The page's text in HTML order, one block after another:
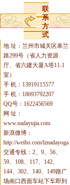
联
系
方
式
地 址：兰州市城关区皋兰
路299号（省人力资源
厅、省六建大厦A塔11-1
室）
手 机：13919115577
手 机：18693792207
QQ号：1622456569
网 址：
www.nadayujia.com
新浪微博：
http://weibo.com/lznadayoga
交通专线：2、9、56、
59、108、117、142、
144、302、140、149路广
场南口西面车站下车即到